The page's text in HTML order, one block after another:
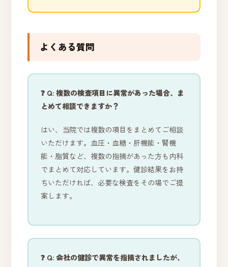
よくある質問
❓ Q: 複数の検査項目に異常があった場合、ま
とめて相談できますか？
はい、当院では複数の項目をまとめてご相談
いただけます。血圧・血糖・肝機能・腎機
能・脂質など、複数の指摘があった方も内科
でまとめて対応しています。健診結果をお持
ちいただければ、必要な検査をその場でご提
案します。
❓ Q: 会社の健診で異常を指摘されましたが、